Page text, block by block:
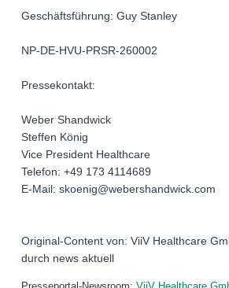
Geschäftsführung: Guy Stanley
NP-DE-HVU-PRSR-260002
Pressekontakt:
Weber Shandwick
Steffen König
Vice President Healthcare
Telefon: +49 173 4114689
E-Mail: skoenig@webershandwick.com
Original-Content von: ViiV Healthcare
durch news aktuell